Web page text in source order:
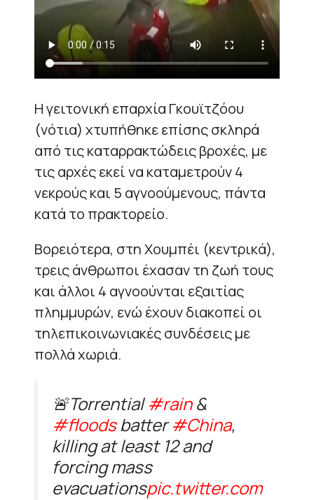
Η γειτονική επαρχία Γκουϊτζόου
(νότια) χτυπήθηκε επίσης σκληρά
από τις καταρρακτώδεις βροχές, με
τις αρχές εκεί να καταμετρούν 4
νεκρούς και 5 αγνοούμενους, πάντα
κατά το πρακτορείο.
Βορειότερα, στη Χουμπέι (κεντρικά),
τρεις άνθρωποι έχασαν τη ζωή τους
και άλλοι 4 αγνοούνται εξαιτίας
πλημμυρών, ενώ έχουν διακοπεί οι
τηλεπικοινωνιακές συνδέσεις με
πολλά χωριά.
🚨Torrential#rain&
#floodsbatter#China,
killing at least 12 and
forcing mass
evacuationspic.twitter.com